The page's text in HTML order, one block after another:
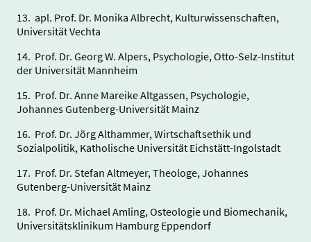
13. apl. Prof. Dr. Monika Albrecht, Kulturwissenschaften,
Universität Vechta
14. Prof. Dr. Georg W. Alpers, Psychologie, Otto-Selz-Institut
der Universität Mannheim
15. Prof. Dr. Anne Mareike Altgassen, Psychologie,
Johannes Gutenberg-Universität Mainz
16. Prof. Dr. Jörg Althammer, Wirtschaftsethik und
Sozialpolitik, Katholische Universität Eichstätt-Ingolstadt
17. Prof. Dr. Stefan Altmeyer, Theologe, Johannes
Gutenberg-Universität Mainz
18. Prof. Dr. Michael Amling, Osteologie und Biomechanik,
Universitätsklinikum Hamburg Eppendorf